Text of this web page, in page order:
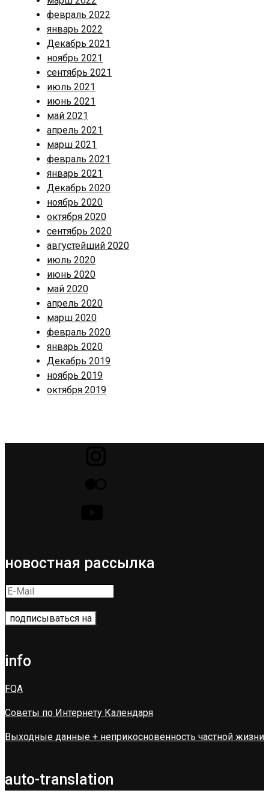
февраль 2022
январь 2022
Декабрь 2021
ноябрь 2021
сентябрь 2021
июль 2021
июнь 2021
май 2021
апрель 2021
марш 2021
февраль 2021
январь 2021
Декабрь 2020
ноябрь 2020
октября 2020
сентябрь 2020
августейший 2020
июль 2020
июнь 2020
май 2020
апрель 2020
марш 2020
февраль 2020
январь 2020
Декабрь 2019
ноябрь 2019
октября 2019
новостная рассылка
info
FQA
Советы по Интернету Календаря
Выходные данные + неприкосновенность частной жизни
auto-translation